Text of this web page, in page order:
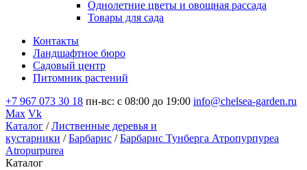
Однолетние цветы и овощная рассада
Товары для сада
Контакты
Ландшафтное бюро
Садовый центр
Питомник растений
+7 967 073 30 18 пн-вс: с 08:00 до 19:00 info@chelsea-garden.ru
Max Vk
Каталог /Лиственные деревья и
кустарники /Барбарис /Барбарис Тунберга Атропурпуреа
Atropurpurea
Каталог